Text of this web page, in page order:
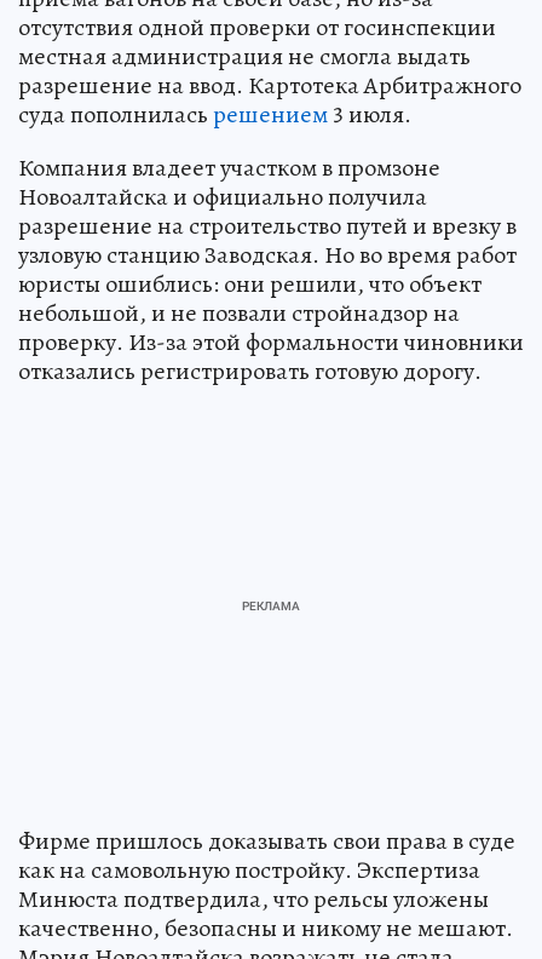
отсутствия одной проверки от госинспекции
местная администрация не смогла выдать
разрешение на ввод. Картотека Арбитражного
суда пополниласьрешением3 июля.
Компания владеет участком в промзоне
Новоалтайска и официально получила
разрешение на строительство путей и врезку в
узловую станцию Заводская. Но во время работ
юристы ошиблись: они решили, что объект
небольшой, и не позвали стройнадзор на
проверку. Из-за этой формальности чиновники
отказались регистрировать готовую дорогу.
Фирме пришлось доказывать свои права в суде
как на самовольную постройку. Экспертиза
Минюста подтвердила, что рельсы уложены
качественно, безопасны и никому не мешают.